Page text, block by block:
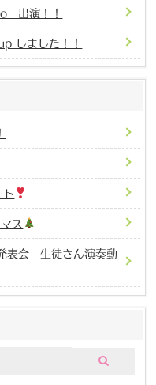
出演！！
しました！！
ス
会 生徒さん演奏動